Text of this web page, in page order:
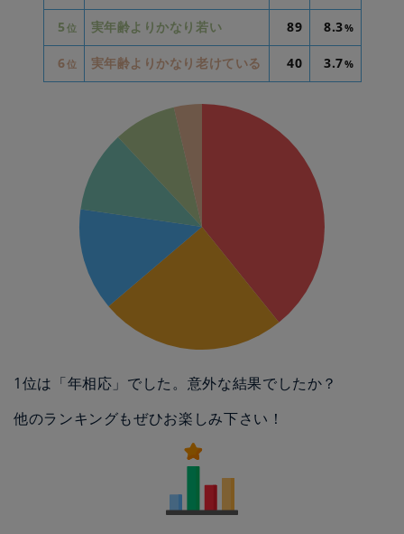
5 位 実年齢よりかなり若い 89 8.3%
6位 実年齢よりかなり老けている 40 3.7%
1位は「年相応」でした。意外な結果でしたか？
他のランキングもぜひお楽しみ下さい！